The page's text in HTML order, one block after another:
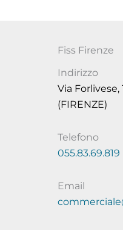
Fiss Firenze
Indirizzo
Via Forlivese,
(FIRENZE)
Telefono
055.83.69.819
Email